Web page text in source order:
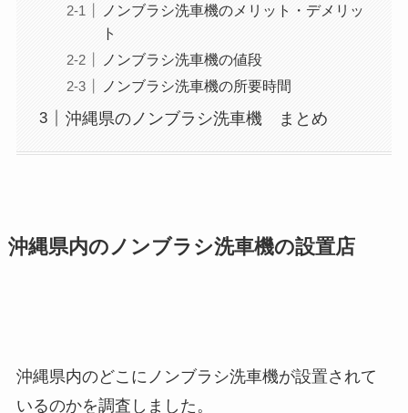
ノンブラシ洗車機のメリット・デメリッ
ト
ノンブラシ洗車機の値段
ノンブラシ洗車機の所要時間
沖縄県のノンブラシ洗車機 まとめ
沖縄県内のノンブラシ洗車機の設置店
沖縄県内のどこにノンブラシ洗車機が設置されて
いるのかを調査しました。